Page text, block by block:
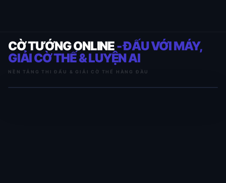
CỜ TƯỚNG ONLINE- ĐẤU VỚI MÁY,
GIẢI CỜ THẾ & LUYỆN AI
NỀN TẢNG THI ĐẤU & GIẢI CỜ THẾ HÀNG ĐẦU